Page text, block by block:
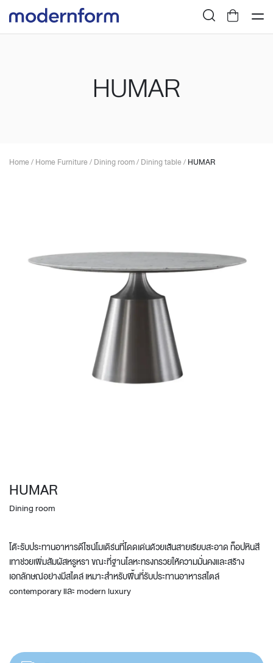
HUMAR
Home/Home Furniture/Dining room/Dining table/HUMAR
HUMAR
Dining room
โต๊ะรับประทานอาหารดีไซน์โมเดิร์นที่โดดเด่นด้วยเส้นสายเรียบสะอาด ท็อปหินสี
เทาช่วยเพิ่มสัมผัสหรูหรา ขณะที่ฐานโลหะทรงกรวยให้ความมั่นคงและสร้าง
เอกลักษณ์อย่างมีสไตล์ เหมาะสำหรับพื้นที่รับประทานอาหารสไตล์
contemporary และ modern luxury